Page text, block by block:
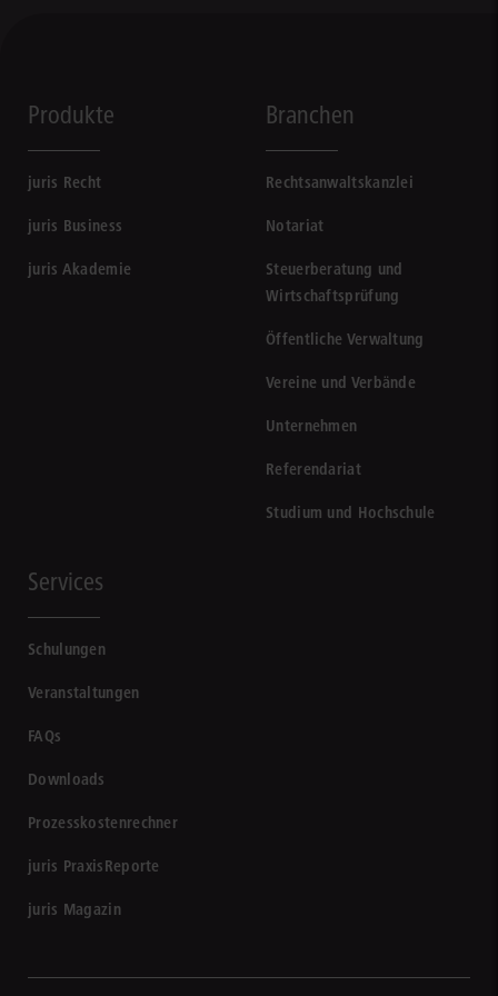
Produkte
juris Recht
juris Business
juris Akademie
Branchen
Rechtsanwaltskanzlei
Notariat
Steuerberatung und
Wirtschaftsprüfung
Öffentliche Verwaltung
Vereine und Verbände
Unternehmen
Referendariat
Studium und Hochschule
Services
Schulungen
Veranstaltungen
FAQs
Downloads
Prozesskostenrechner
juris PraxisReporte
juris Magazin